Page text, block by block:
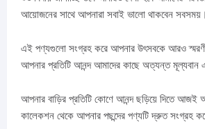
আয়োজনের সাথে আপনারা সবাই ভালো থাকবেন সবসময়।
এই পণ্যগুলো সংগ্রহ করে আপনার উৎসবকে আরও
আপনার প্রতিটি আনন্দ আমাদের কাছে অত্যন্ত মূল্যবান
আপনার বাড়ির প্রতিটি কোণে আনন্দ ছড়িয়ে দিতে আজই
কালেকশন থেকে আপনার পছন্দের পণ্যটি দ্রুত সংগ্রহ